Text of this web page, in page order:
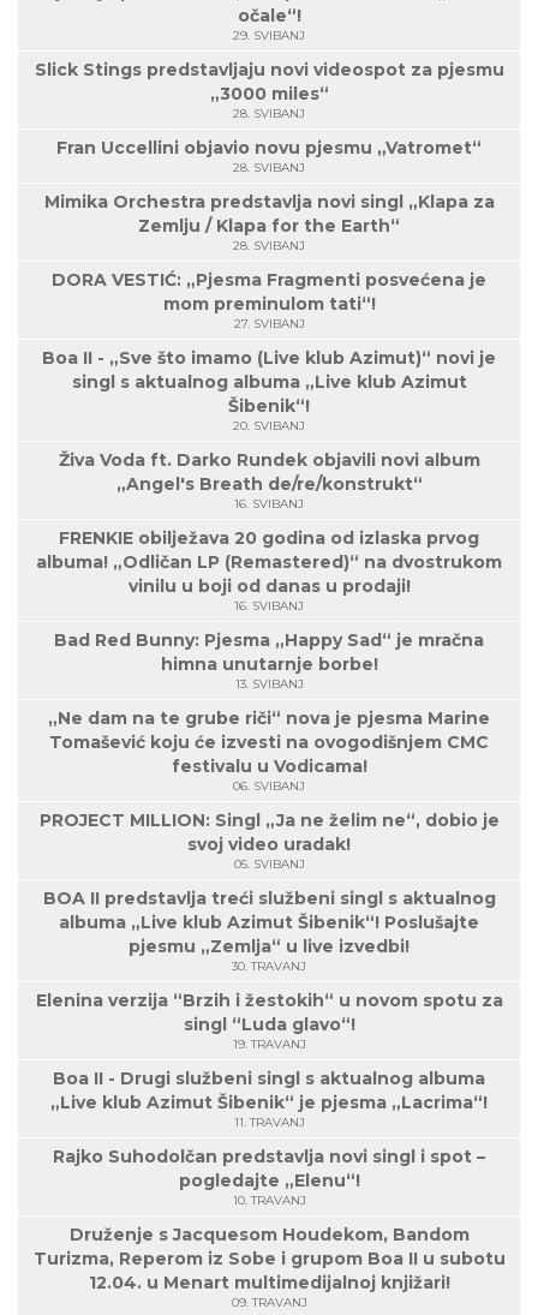
očale“!
29. SVIBANJ
Slick Stings predstavljaju novi videospot za pjesmu
„3000 miles“
28. SVIBANJ
Fran Uccellini objavio novu pjesmu „Vatromet“
28. SVIBANJ
Mimika Orchestra predstavlja novi singl „Klapa za
Zemlju / Klapa for the Earth“
28. SVIBANJ
DORA VESTIĆ: „Pjesma Fragmenti posvećena je
mom preminulom tati“!
27. SVIBANJ
Boa II - „Sve što imamo (Live klub Azimut)“ novi je
singl s aktualnog albuma „Live klub Azimut
Šibenik“!
20. SVIBANJ
Živa Voda ft. Darko Rundek objavili novi album
„Angel's Breath de/re/konstrukt“
16. SVIBANJ
FRENKIE obilježava 20 godina od izlaska prvog
albuma! „Odličan LP (Remastered)“ na dvostrukom
vinilu u boji od danas u prodaji!
16. SVIBANJ
Bad Red Bunny: Pjesma „Happy Sad“ je mračna
himna unutarnje borbe!
13. SVIBANJ
„Ne dam na te grube riči“ nova je pjesma Marine
Tomašević koju će izvesti na ovogodišnjem CMC
festivalu u Vodicama!
06. SVIBANJ
PROJECT MILLION: Singl „Ja ne želim ne“, dobio je
svoj video uradak!
05. SVIBANJ
BOA II predstavlja treći službeni singl s aktualnog
albuma „Live klub Azimut Šibenik“! Poslušajte
pjesmu „Zemlja“ u live izvedbi!
30. TRAVANJ
Elenina verzija “Brzih i žestokih“ u novom spotu za
singl “Luda glavo“!
19. TRAVANJ
Boa II - Drugi službeni singl s aktualnog albuma
„Live klub Azimut Šibenik“ je pjesma „Lacrima“!
11. TRAVANJ
Rajko Suhodolčan predstavlja novi singl i spot –
pogledajte „Elenu“!
10. TRAVANJ
Druženje s Jacquesom Houdekom, Bandom
Turizma, Reperom iz Sobe i grupom Boa II u subotu
12.04. u Menart multimedijalnoj knjižari!
09. TRAVANJ